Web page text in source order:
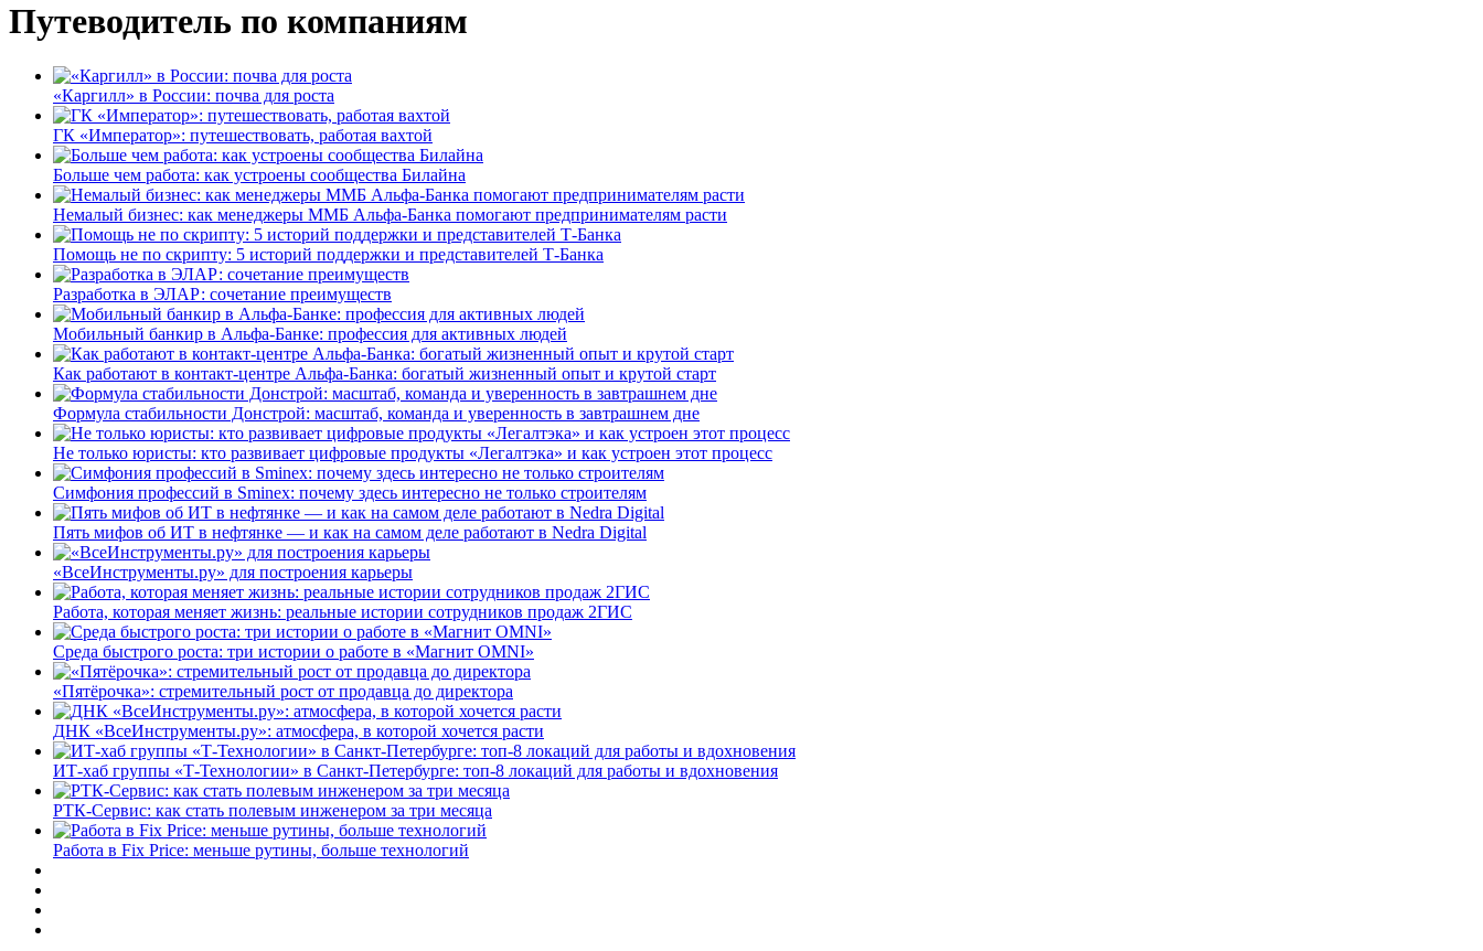
Путеводитель по компаниям
«Каргилл» в России: почва для роста
ГК «Император»: путешествовать, работая вахтой
Больше чем работа: как устроены сообщества Билайна
Немалый бизнес: как менеджеры ММБ Альфа-Банка помогают предпринимателям расти
Помощь не по скрипту: 5 историй поддержки и представителей Т-Банка
Разработка в ЭЛАР: сочетание преимуществ
Мобильный банкир в Альфа-Банке: профессия для активных людей
Как работают в контакт-центре Альфа-Банка: богатый жизненный опыт и крутой старт
Формула стабильности Донстрой: масштаб, команда и уверенность в завтрашнем дне
Не только юристы: кто развивает цифровые продукты «Легалтэка» и как устроен этот процесс
Симфония профессий в Sminex: почему здесь интересно не только строителям
Пять мифов об ИТ в нефтянке — и как на самом деле работают в Nedra Digital
«ВсеИнструменты.ру» для построения карьеры
Работа, которая меняет жизнь: реальные истории сотрудников продаж 2ГИС
Среда быстрого роста: три истории о работе в «Магнит OMNI»
«Пятёрочка»: стремительный рост от продавца до директора
ДНК «ВсеИнструменты.ру»: атмосфера, в которой хочется расти
ИТ-хаб группы «Т-Технологии» в Санкт-Петербурге: топ-8 локаций для работы и вдохновения
РТК-Сервис: как стать полевым инженером за три месяца
Работа в Fix Price: меньше рутины, больше технологий